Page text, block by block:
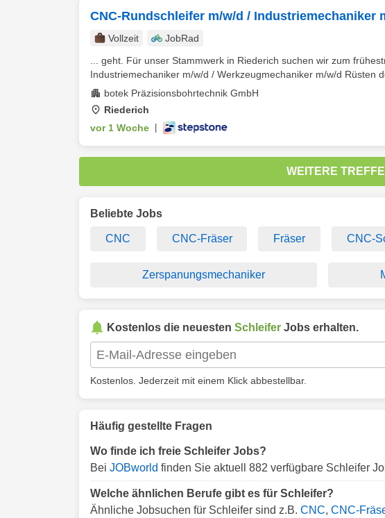
CNC-Rundschleifer m/w/d / Industriemechaniker
Vollzeit
JobRad
... geht. Für unser Stammwerk in Riederich suchen wir zum
Industriemechaniker m/w/d / Werkzeugmechaniker m/w/d Rüsten
botek Präzisionsbohrtechnik GmbH
Riederich
vor 1 Woche
WEITERE
Beliebte Jobs
CNC CNC-Fräser Fräser CNC-
Zerspanungsmechaniker
Kostenlos die neuesten Schleifer Jobs erhalten.
Kostenlos. Jederzeit mit einem Klick abbestellbar.
Häufig gestellte Fragen
Wo finde ich freie Schleifer Jobs?
Bei JOBworld finden Sie aktuell 882 verfügbare Schleifer
Welche ähnlichen Berufe gibt es für Schleifer?
Ähnliche Jobsuchen für Schleifer sind z.B. CNC, CNC-